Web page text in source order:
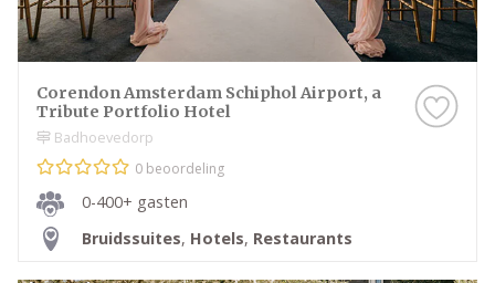
Corendon Amsterdam Schiphol Airport, a
Tribute Portfolio Hotel
Badhoevedorp
0 beoordeling
0-400+ gasten
Bruidssuites, Hotels, Restaurants